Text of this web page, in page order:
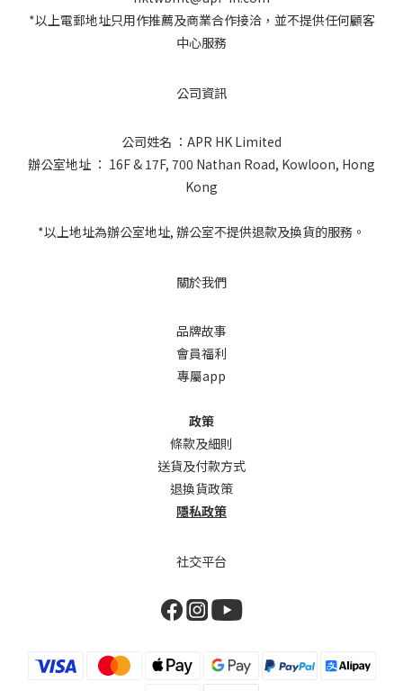
*以上電郵地址只用作推薦及商業合作接洽，並不提供任何顧客
中心服務
公司資訊
公司姓名 ：APR HK Limited
辦公室地址 ： 16F & 17F, 700 Nathan Road, Kowloon, Hong
Kong
*以上地址為辦公室地址, 辦公室不提供退款及換貨的服務。
關於我們
品牌故事
會員福利
專屬app
政策
條款及細則
送貨及付款方式
退換貨政策
隱私政策
社交平台